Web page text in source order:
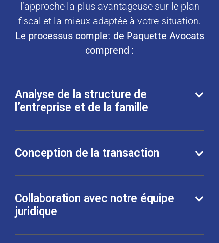
l’approche la plus avantageuse sur le plan
fiscal et la mieux adaptée à votre situation.
Le processus complet de Paquette Avocats
comprend :
Analyse de la structure de
l’entreprise et de la famille
Conception de la transaction
Collaboration avec notre équipe
juridique